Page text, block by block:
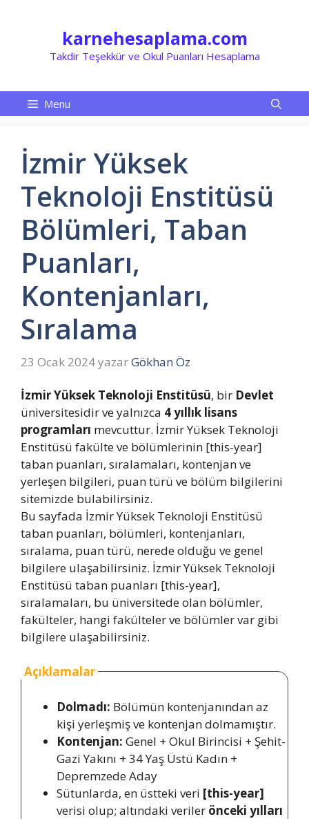
karnehesaplama.com
Takdir Teşekkür ve Okul Puanları Hesaplama
Menu
İzmir Yüksek
Teknoloji Enstitüsü
Bölümleri, Taban
Puanları,
Kontenjanları,
Sıralama
23 Ocak 2024yazarGökhan Öz
İzmir Yüksek Teknoloji Enstitüsü, bir Devlet
üniversitesidir ve yalnızca 4 yıllık lisans
programları mevcuttur. İzmir Yüksek Teknoloji
Enstitüsü fakülte ve bölümlerinin [this-year]
taban puanları, sıralamaları, kontenjan ve
yerleşen bilgileri, puan türü ve bölüm bilgilerini
sitemizde bulabilirsiniz.
Bu sayfada İzmir Yüksek Teknoloji Enstitüsü
taban puanları, bölümleri, kontenjanları,
sıralama, puan türü, nerede olduğu ve genel
bilgilere ulaşabilirsiniz. İzmir Yüksek Teknoloji
Enstitüsü taban puanları [this-year],
sıralamaları, bu üniversitede olan bölümler,
fakülteler, hangi fakülteler ve bölümler var gibi
bilgilere ulaşabilirsiniz.
Açıklamalar
Dolmadı: Bölümün kontenjanından az
kişi yerleşmiş ve kontenjan dolmamıştır.
Kontenjan: Genel + Okul Birincisi + Şehit-
Gazi Yakını + 34 Yaş Üstü Kadın +
Depremzede Aday
Sütunlarda, en üstteki veri [this-year]
verisi olup; altındaki veriler önceki yılları